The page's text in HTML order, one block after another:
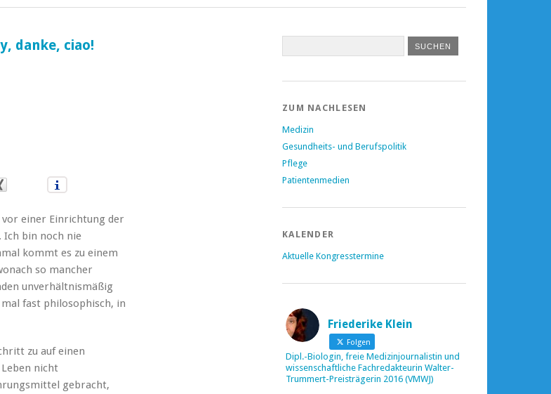
danke, ciao!
vor einer Einrichtung der
Ich bin noch nie
kommt es zu einem
so mancher
unverhältnismäßig
fast philosophisch, in
zu auf einen
nicht
gebracht,
ZUM NACHLESEN
Medizin
Gesundheits- und Berufspolitik
Pflege
Patientenmedien
KALENDER
Aktuelle Kongresstermine
Friederike Klein
Folgen
Dipl.-Biologin, freie Medizinjournalistin und
wissenschaftliche Fachredakteurin Walter-
Trummert-Preisträgerin 2016 (VMWJ)